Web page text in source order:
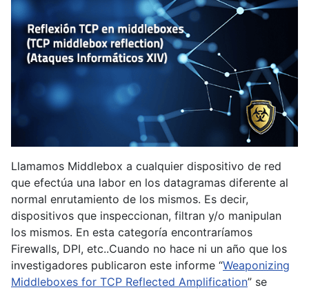
Llamamos Middlebox a cualquier dispositivo de red
que efectúa una labor en los datagramas diferente al
normal enrutamiento de los mismos. Es decir,
dispositivos que inspeccionan, filtran y/o manipulan
los mismos. En esta categoría encontraríamos
Firewalls, DPI, etc..Cuando no hace ni un año que los
investigadores publicaron este informe “Weaponizing
Middleboxes for TCP Reflected Amplification” se